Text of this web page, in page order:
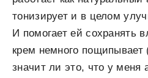
тонизирует и в целом
И помогает ей сохранять
крем немного пощипывает
значит ли это, что у меня